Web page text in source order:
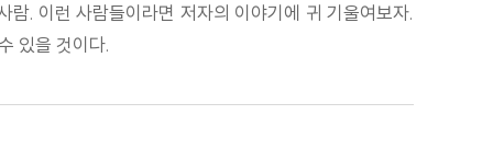
. 이런 사람들이라면 저자의 이야기에 귀 기울여보자.
있을 것이다.